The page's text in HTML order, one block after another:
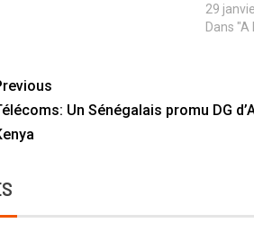
29
Dans "A
Un Sénégalais promu DG